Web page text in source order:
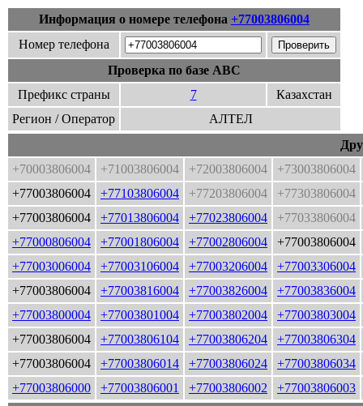
Информация о номере телефона +77003806004
Номер телефона
Проверка по базе ABC
Префикс страны
7
Казахстан
Регион / Оператор
АЛТЕЛ
+70003806004
+71003806004 +72003806004
+73003806004
+77003806004
+77103806004 +77203806004
+77303806004
+77003806004
+77013806004 +77023806004
+77033806004
+77000806004
+77001806004 +77002806004
+77003806004
+77003006004
+77003106004 +77003206004
+77003306004
+77003806004
+77003816004 +77003826004
+77003836004
+77003800004
+77003801004 +77003802004
+77003803004
+77003806004
+77003806104 +77003806204
+77003806304
+77003806004
+77003806014 +77003806024
+77003806034
+77003806000
+77003806001 +77003806002
+77003806003